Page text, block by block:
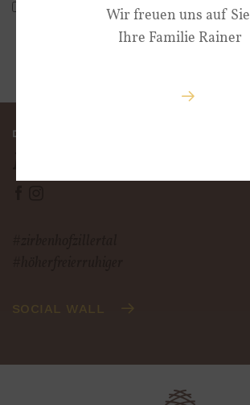
Wir freuen uns auf
Ihre Familie Rainer
Ich stimme zu, dass meine oben genannten
der Zusendung von Werbematerial und Informationen
DIE PURE ZIRBENHOF-VORFREUDE
SOCIAL WALL